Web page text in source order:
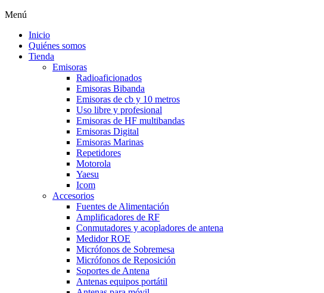
Menú
Inicio
Quiénes somos
Tienda
Emisoras
Radioaficionados
Emisoras Bibanda
Emisoras de cb y 10 metros
Uso libre y profesional
Emisoras de HF multibandas
Emisoras Digital
Emisoras Marinas
Repetidores
Motorola
Yaesu
Icom
Accesorios
Fuentes de Alimentación
Amplificadores de RF
Conmutadores y acopladores de antena
Medidor ROE
Micrófonos de Sobremesa
Micrófonos de Reposición
Soportes de Antena
Antenas equipos portátil